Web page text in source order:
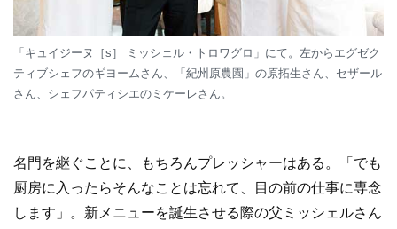
「キュイジーヌ［s］ ミッシェル・トロワグロ」にて。左からエグゼク
ティブシェフのギヨームさん、「紀州原農園」の原拓生さん、セザール
さん、シェフパティシエのミケーレさん。
名門を継ぐことに、もちろんプレッシャーはある。「でも
厨房に入ったらそんなことは忘れて、目の前の仕事に専念
します」。新メニューを誕生させる際の父ミッシェルさん